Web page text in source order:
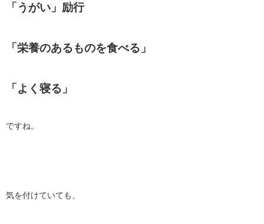
「うがい」励行
「栄養のあるものを食べる」
「よく寝る」
ですね。
気を付けていても、